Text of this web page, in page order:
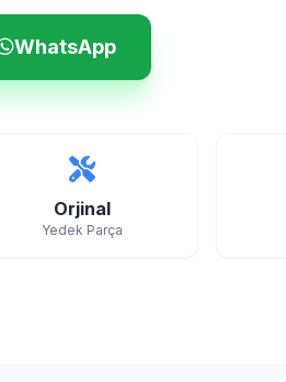
WhatsApp
Orjinal
Yedek Parça